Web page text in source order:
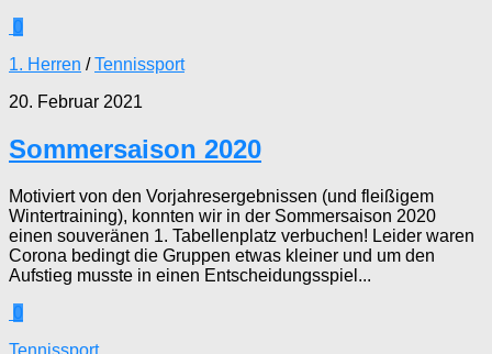
0
1. Herren /Tennissport
20. Februar 2021
Sommersaison 2020
Motiviert von den Vorjahresergebnissen (und fleißigem
Wintertraining), konnten wir in der Sommersaison 2020
einen souveränen 1. Tabellenplatz verbuchen! Leider waren
Corona bedingt die Gruppen etwas kleiner und um den
Aufstieg musste in einen Entscheidungsspiel...
0
Tennissport